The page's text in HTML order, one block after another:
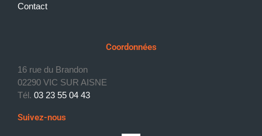
Contact
Coordonnées
16 rue du Brandon
02290 VIC SUR AISNE
Tél. 03 23 55 04 43
Suivez-nous